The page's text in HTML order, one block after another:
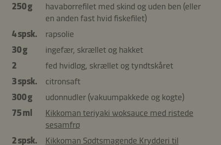
250 g
havaborrefilet med skind og uden ben (eller
en anden fast hvid fiskefilet)
4 spsk.
rapsolie
30 g
ingefær, skrællet og hakket
2
fed hvidløg, skrællet og tyndtskåret
3 spsk.
citronsaft
300 g
udonnudler (vakuumpakkede og kogte)
75 ml
Kikkoman teriyaki woksauce med ristede
sesamfrø
2 spsk.
Kikkoman Sødtsmagende Krydderi til